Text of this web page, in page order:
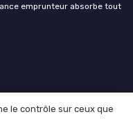
emprunteur absorbe tout
le contrôle sur ceux que